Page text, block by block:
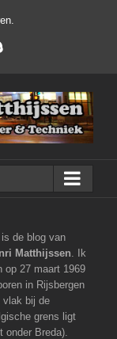
Skype
is de blog van
Matthijssen . Ik
op 27 maart 1969
in Rijsbergen
vlak bij de
grens ligt
onder Breda).